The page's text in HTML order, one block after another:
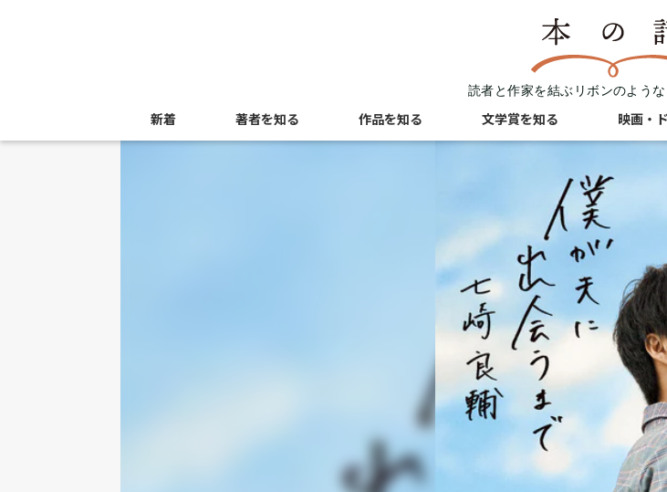
読者と作家を結ぶリボンのよう
新着 著者を知る 作品を知る 文学賞を知る 映画・